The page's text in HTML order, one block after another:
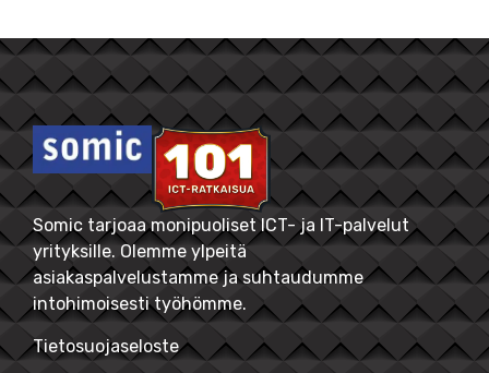
Somic tarjoaa monipuoliset ICT- ja IT-palvelut
yrityksille. Olemme ylpeitä
asiakaspalvelustamme ja suhtaudumme
intohimoisesti työhömme.
Tietosuojaseloste